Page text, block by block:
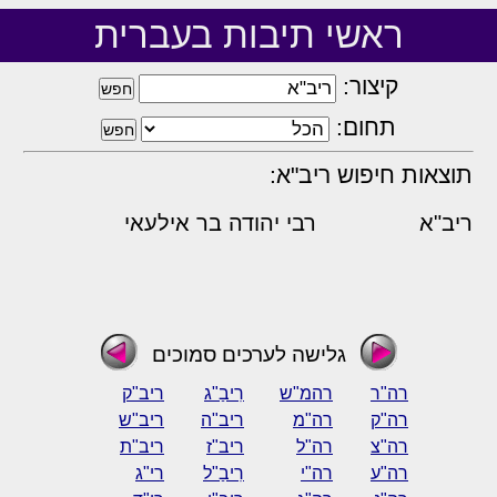
ראשי תיבות בעברית
קיצור:
תחום:
תוצאות חיפוש ריב"א:
ריב"א רבי יהודה בר אילעאי
גלישה לערכים סמוכים
רה"ר רהמ"ש רִיבַ"ג
ריב"ק
רה"ק
רה"מ ריב"ה
ריב"ש
רה"צ
רה"ל ריב"ז
ריב"ת
רה"ע
רה"י רִיבַ"ל
רי"ג